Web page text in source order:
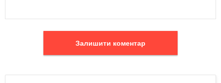
Залишити коментар